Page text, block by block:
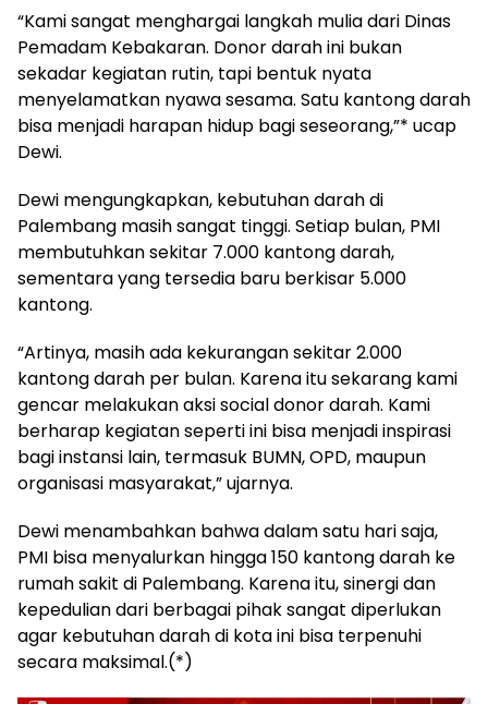
“Kami sangat menghargai langkah mulia dari Dinas
Pemadam Kebakaran. Donor darah ini bukan
sekadar kegiatan rutin, tapi bentuk nyata
menyelamatkan nyawa sesama. Satu kantong darah
bisa menjadi harapan hidup bagi seseorang,”* ucap
Dewi.
Dewi mengungkapkan, kebutuhan darah di
Palembang masih sangat tinggi. Setiap bulan, PMI
membutuhkan sekitar 7.000 kantong darah,
sementara yang tersedia baru berkisar 5.000
kantong.
“Artinya, masih ada kekurangan sekitar 2.000
kantong darah per bulan. Karena itu sekarang kami
gencar melakukan aksi social donor darah. Kami
berharap kegiatan seperti ini bisa menjadi inspirasi
bagi instansi lain, termasuk BUMN, OPD, maupun
organisasi masyarakat,” ujarnya.
Dewi menambahkan bahwa dalam satu hari saja,
PMI bisa menyalurkan hingga 150 kantong darah ke
rumah sakit di Palembang. Karena itu, sinergi dan
kepedulian dari berbagai pihak sangat diperlukan
agar kebutuhan darah di kota ini bisa terpenuhi
secara maksimal.(*)